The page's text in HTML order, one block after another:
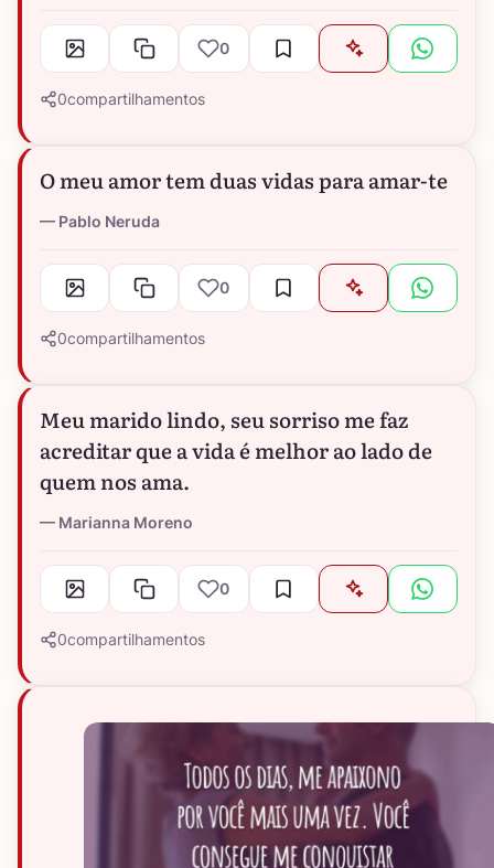
0
0compartilhamentos
O meu amor tem duas vidas para amar-te
Pablo Neruda
0
0compartilhamentos
Meu marido lindo, seu sorriso me faz
acreditar que a vida é melhor ao lado de
quem nos ama.
Marianna Moreno
0
0compartilhamentos